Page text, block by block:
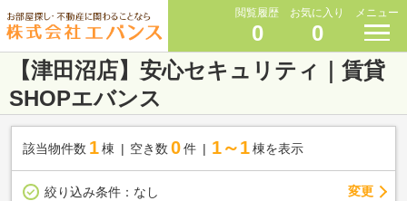
閲覧履歴
0
お気に入り
0
メニュー
【津田沼店】安心セキュリティ｜賃貸
SHOPエバンス
該当物件数 1棟 空き数 0 件 1～1 棟を表示
絞り込み条件： なし 変更